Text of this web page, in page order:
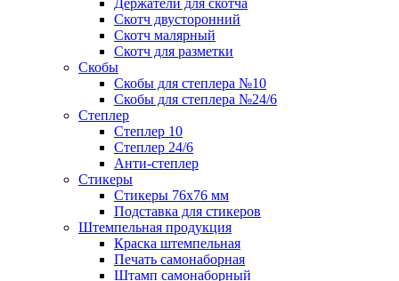
Держатели для скотча
Скотч двусторонний
Скотч малярный
Скотч для разметки
Скобы
Скобы для степлера №10
Скобы для степлера №24/6
Степлер
Степлер 10
Степлер 24/6
Анти-степлер
Стикеры
Стикеры 76x76 мм
Подставка для стикеров
Штемпельная продукция
Краска штемпельная
Печать самонаборная
Штамп самонаборный